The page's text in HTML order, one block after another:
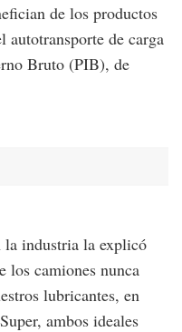
de los productos
autotransporte de carga
Bruto (PIB), de
industria la explicó
los camiones nunca
lubricantes, en
ambos ideales